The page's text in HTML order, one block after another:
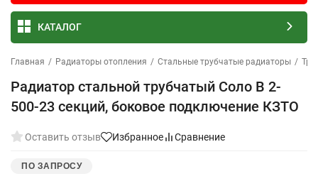
КАТАЛОГ
Главная / Радиаторы отопления / Стальные трубчатые радиаторы /
Радиатор стальной трубчатый Соло В 2-
500-23 секций, боковое подключение КЗТО
Оставить отзыв Избранное Сравнение
ПО ЗАПРОСУ